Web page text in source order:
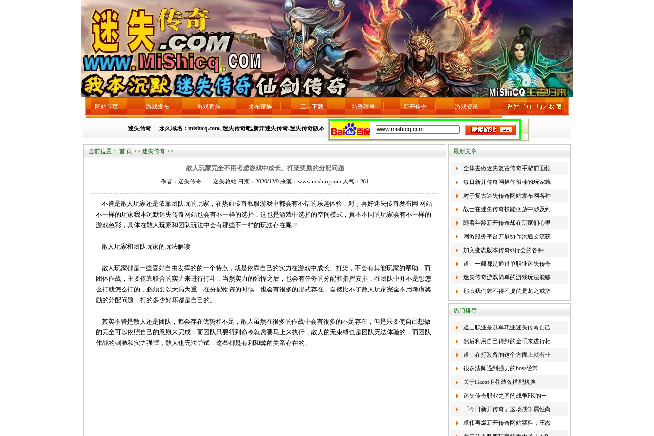
网站首页 游戏发布 游戏家族 发布家族 工具下载 特殊符号 新开传奇 游戏资讯
迷失传奇----永久域名：mishicq.com, 迷失传奇吧,新开迷失传奇,迷失传奇版本,新开迷失传奇网站，广告发布：3106593275
当前位置： 首 页 >> 迷失传奇 >>
散人玩家完全不用考虑游戏中成长、打架奖励的分配问题
作者：迷失传奇——迷失总站 日期：2020/12/9 来源：www.mishicq.com 人气： 261
不管是散人玩家还是依靠团队玩的玩家，在热血传奇私服游戏中都会有不错的乐趣体验，对于喜好迷失传奇发布网 网站
不一样的玩家我本沉默迷失传奇网站也会有不一样的选择，这也是游戏中选择的空间模式，真不不同的玩家会有不一样的
游戏色彩，具体在散人玩家和团队玩法中会有那些不一样的玩法存在呢？
散人玩家和团队玩家的玩法解读
散人玩家都是一些喜好自由发挥的的一个特点，就是依靠自己的实力在游戏中成长、打架，不会有其他玩家的帮助，而
团体作战，主要依靠联合的实力来进行打斗，当然实力的强悍之后，也会有任务的分配和指挥安排，在团队中并不是想怎
么打就怎么打的，必须要以大局为重，在分配物资的时候，也会有很多的形式存在，自然比不了散人玩家完全不用考虑奖
励的分配问题，打的多少好坏都是自己的。
其实不管是散人还是团队，都会存在优势和不足，散人虽然在很多的作战中会有很多的不足存在，但是只要使自己想做
的完全可以依照自己的意愿来完成，而团队只要得到命令就需要马上来执行，散人的无束缚也是团队无法体验的，而团队
作战的刺激和实力强悍，散人也无法尝试，这些都是有利和弊的关系存在的。
最新文章
全体去做迷失复古传奇手游前面领
每日新开传奇网操作很棒的玩家就
对于复古迷失传奇网站发布网各种
战士在迷失传奇技能摆放中涉及到
随着年龄新开传奇却在玩家们心里
网游服务平台开展协作沟通交流获
加入变态版本传奇sf行会的各种
道士一般都是通过单职业迷失传奇
迷失传奇游戏简单的游戏玩法能够
那么我们就不得不提的是龙之戒指
热门排行
道士职业是以单职业迷失传奇自己
然后利用自己得到的金币来进行相
道士在打装备的这个方面上就有非
很多法师遇到强力的boss经常
关于Haosf推荐装备搭配格挡
迷失传奇职业之间的战争PK的一
「今日新开传奇」这场战争属性尚
卓伟再爆新开传奇网站猛料：王杰